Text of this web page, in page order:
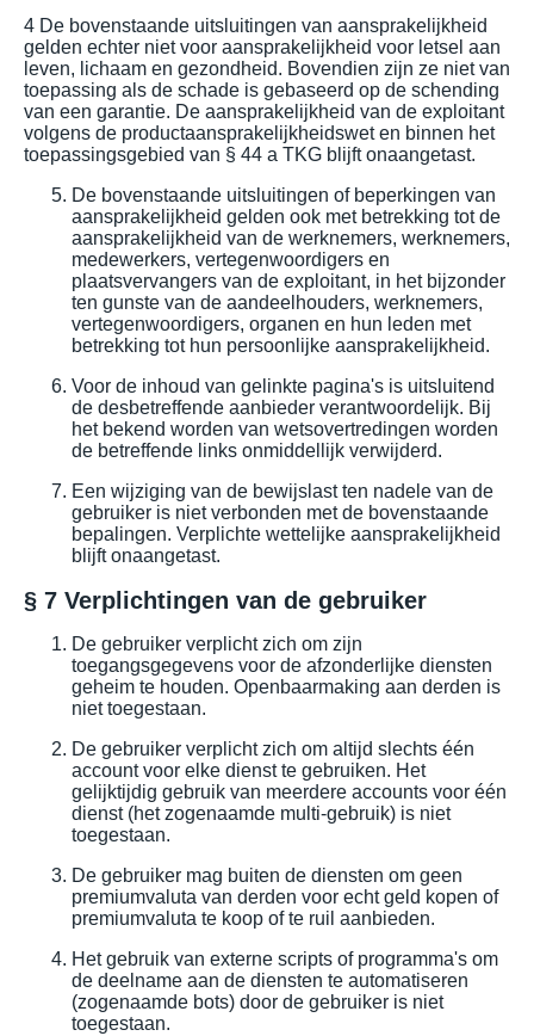
4 De bovenstaande uitsluitingen van aansprakelijkheid
gelden echter niet voor aansprakelijkheid voor letsel aan
leven, lichaam en gezondheid. Bovendien zijn ze niet van
toepassing als de schade is gebaseerd op de schending
van een garantie. De aansprakelijkheid van de exploitant
volgens de productaansprakelijkheidswet en binnen het
toepassingsgebied van § 44 a TKG blijft onaangetast.
De bovenstaande uitsluitingen of beperkingen van
aansprakelijkheid gelden ook met betrekking tot de
aansprakelijkheid van de werknemers, werknemers,
medewerkers, vertegenwoordigers en
plaatsvervangers van de exploitant, in het bijzonder
ten gunste van de aandeelhouders, werknemers,
vertegenwoordigers, organen en hun leden met
betrekking tot hun persoonlijke aansprakelijkheid.
Voor de inhoud van gelinkte pagina's is uitsluitend
de desbetreffende aanbieder verantwoordelijk. Bij
het bekend worden van wetsovertredingen worden
de betreffende links onmiddellijk verwijderd.
Een wijziging van de bewijslast ten nadele van de
gebruiker is niet verbonden met de bovenstaande
bepalingen. Verplichte wettelijke aansprakelijkheid
blijft onaangetast.
§ 7 Verplichtingen van de gebruiker
De gebruiker verplicht zich om zijn
toegangsgegevens voor de afzonderlijke diensten
geheim te houden. Openbaarmaking aan derden is
niet toegestaan.
De gebruiker verplicht zich om altijd slechts één
account voor elke dienst te gebruiken. Het
gelijktijdig gebruik van meerdere accounts voor één
dienst (het zogenaamde multi-gebruik) is niet
toegestaan.
De gebruiker mag buiten de diensten om geen
premiumvaluta van derden voor echt geld kopen of
premiumvaluta te koop of te ruil aanbieden.
Het gebruik van externe scripts of programma's om
de deelname aan de diensten te automatiseren
(zogenaamde bots) door de gebruiker is niet
toegestaan.